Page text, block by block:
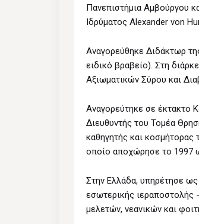
Πανεπιστήμια Aμβούργου
Ιδρύματος Alexander von
Αναγορεύθηκε Διδάκτωρ
ειδικό βραβείο). Στη
Αξιωματικών Σύρου και
Αναγορεύτηκε σε έκτακτο
Διευθυντής του Τομέα
καθηγητής και
οποίο αποχώρησε το 1997
Στην Ελλάδα, υπηρέτησε
εσωτερικής ιεραποστολής
μελετών, νεανικών και